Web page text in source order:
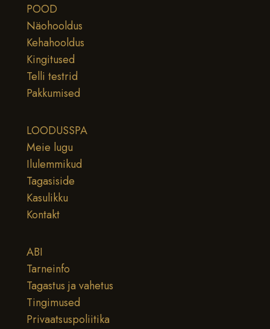
POOD
Näohooldus
Kehahooldus
Kingitused
Telli testrid
Pakkumised
LOODUSSPA
Meie lugu
Ilulemmikud
Tagasiside
Kasulikku
Kontakt
ABI
Tarneinfo
Tagastus ja vahetus
Tingimused
Privaatsuspoliitika